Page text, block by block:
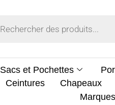
Sacs et Pochettes
Ceintures Chapeaux
Marques